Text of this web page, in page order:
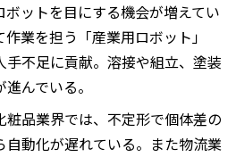
ボットを目にする機会が増えてい
業を担う「産業用ロボット」
不足に貢献。溶接や組立、塗装
んでいる。
品業界では、不定形で個体差の
自動化が遅れている。また物流業